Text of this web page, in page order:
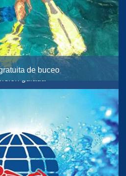
de buceo
10:30
y buceo nocturno